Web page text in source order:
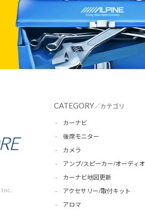
CATEGORY／カテゴリ
カーナビ
後席モニター
カメラ
アンプ/スピーカー/オーディオ
カーナビ地図更新
アクセサリー/取付キット
アロマ